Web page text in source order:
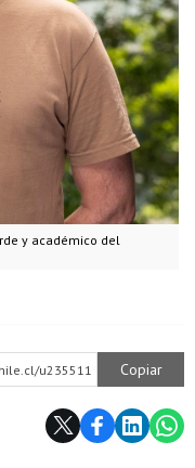
y académico del
u235511 Copiar